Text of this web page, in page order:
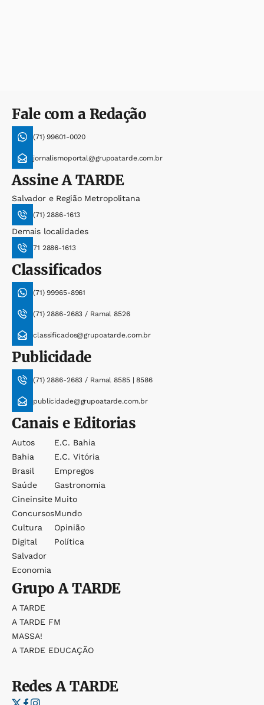
Fale com a Redação
(71) 99601-0020
jornalismoportal@grupoatarde.com.br
AssineA TARDE
Salvador e Região Metropolitana
(71) 2886-1613
Demais localidades
71 2886-1613
Classificados
(71) 99965-8961
(71) 2886-2683 / Ramal 8526
classificados@grupoatarde.com.br
Publicidade
(71) 2886-2683 / Ramal 8585 | 8586
publicidade@grupoatarde.com.br
Canais e Editorias
Autos
Bahia
Brasil
Saúde
Cineinsite
Concursos
Cultura
Digital
Salvador
Economia
E.c. Bahia
E.c. Vitória
Empregos
Gastronomia
Muito
Mundo
Opinião
Política
GrupoA TARDE
A TARDE
A TARDE FM
MASSA!
A TARDE EDUCAÇÃO
RedesA TARDE